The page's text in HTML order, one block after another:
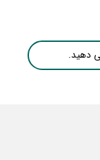
دهید.